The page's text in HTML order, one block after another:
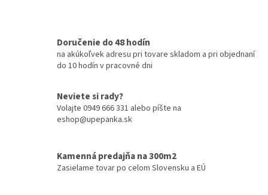
Doručenie do 48 hodín
na akúkoľvek adresu pri tovare skladom a pri objednaní
do 10 hodín v pracovné dni
Neviete si rady?
Volajte 0949 666 331 alebo píšte na
eshop@upepanka.sk
Kamenná predajňa na 300m2
Zasielame tovar po celom Slovensku a EÚ